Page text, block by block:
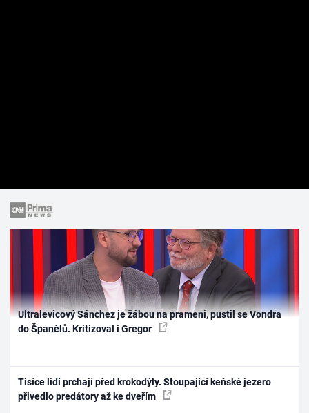
Ultralevicový Sánchez je žábou na prameni, pustil se Vondra
do Španělů. Kritizoval i Gregor
Tisíce lidí prchají před krokodýly. Stoupající keňské jezero
přivedlo predátory až ke dveřím